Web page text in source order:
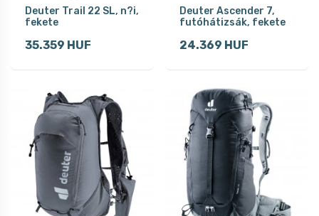
Deuter Trail 22 SL, n?i,
fekete
35.359 HUF
Deuter Ascender 7,
futóhátizsák, fekete
24.369 HUF